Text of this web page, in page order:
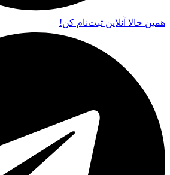
همین حالا آنلاین ثبت‌نام کن!